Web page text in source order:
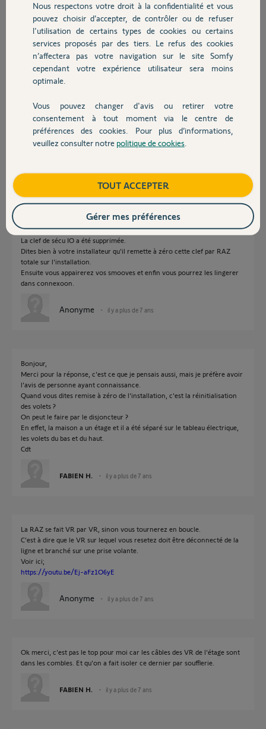
Chauffage
Autres produits
Devis avec un pro
Contact
connexoon Windows et depuis impossible de les remettre.
J’ai fait un synchronisation serveur, une recherche sans
télécommande, avec télécommande. Rien n’y a fait. Ils
n’apparaissent plus et ne sont plus detecter.
Avez vous une idée ?
Tout en sachant que l’installa a réinitialisé plusieurs fois ces volets.
Merci pour vos réponses.
FABIEN H.
il y a plus de 7 ans
Participer au fil de discussion
Réponses
Bonjour,
La clef de sécu IO a été supprimée.
Dites bien à votre installateur qu'il remette à zéro cette clef par RAZ
totale sur l'installation.
Ensuite vous appairerez vos smooves et enfin vous pourrez les lingerer
dans connexoon.
Anonyme il y a plus de 7 ans
Bonjour,
Merci pour la réponse, c'est ce que je pensais aussi, mais je préfère avoir
l'avis de personne ayant connaissance.
Quand vous dites remise à zéro de l'installation, c'est la réinitialisation
des volets ?
On peut le faire par le disjoncteur ?
En effet, la maison a un étage et il a été séparé sur le tableau électrique,
les volets du bas et du haut.
Cdt
FABIEN H. il y a plus de 7 ans
La RAZ se fait VR par VR, sinon vous tournerez en boucle.
C'est à dire que le VR sur lequel vous resetez doit être déconnecté de la
ligne et branché sur une prise volante.
Voir ici;
https://youtu.be/Ej-aFz1O6yE
Anonyme il y a plus de 7 ans
Ok merci, c'est pas le top pour moi car les câbles des VR de l'étage sont
dans les combles. Et qu'on a fait isoler ce dernier par soufflerie.
FABIEN H. il y a plus de 7 ans
Nous respectons votre droit à la confidentialité et vous
pouvez choisir d’accepter, de contrôler ou de refuser
l'utilisation de certains types de cookies ou certains
services proposés par des tiers. Le refus des cookies
n’affectera pas votre navigation sur le site Somfy
cependant votre expérience utilisateur sera moins
optimale.
Vous pouvez changer d'avis ou retirer votre
consentement à tout moment via le centre de
préférences des cookies. Pour plus d’informations,
veuillez consulter notre politique de cookies
TOUT ACCEPTER
Gérer mes préférences